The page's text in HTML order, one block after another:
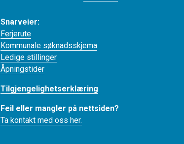
Snarveier:
Ferjerute
Kommunale søknadsskjema
Ledige stillinger
Åpningstider
Tilgjengelighetserklæring
Feil eller mangler på nettsiden?
Ta kontakt med oss her.